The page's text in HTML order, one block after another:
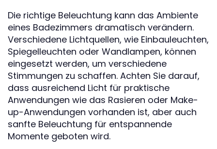
Die richtige Beleuchtung kann das Ambiente
eines Badezimmers dramatisch verändern.
Verschiedene Lichtquellen, wie Einbauleuchten,
Spiegelleuchten oder Wandlampen, können
eingesetzt werden, um verschiedene
Stimmungen zu schaffen. Achten Sie darauf,
dass ausreichend Licht für praktische
Anwendungen wie das Rasieren oder Make-
up-Anwendungen vorhanden ist, aber auch
sanfte Beleuchtung für entspannende
Momente geboten wird.